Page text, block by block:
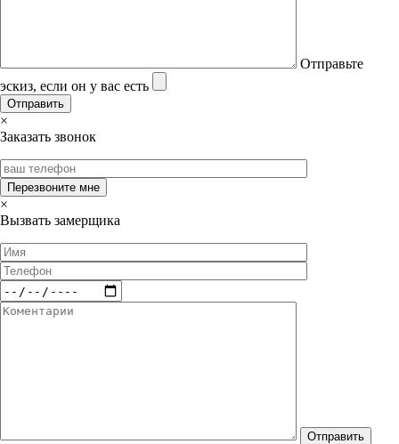
Отправьте
эскиз, если он у вас есть
×
Заказать звонок
×
Вызвать замерщика